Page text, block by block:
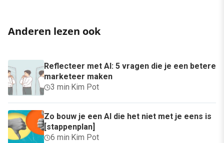
Anderen lezen ook
Reflecteer met AI: 5 vragen die je een betere
marketeer maken
3 min·Kim Pot
Zo bouw je een AI die het niet met je eens is
[stappenplan]
6 min·Kim Pot